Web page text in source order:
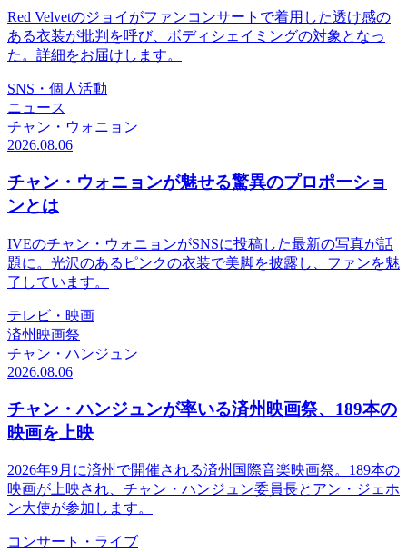
Red Velvetのジョイがファンコンサートで着用した透け感の
ある衣装が批判を呼び、ボディシェイミングの対象となっ
た。詳細をお届けします。
SNS・個人活動
ニュース
チャン・ウォニョン
2026.08.06
チャン・ウォニョンが魅せる驚異のプロポーショ
ンとは
IVEのチャン・ウォニョンがSNSに投稿した最新の写真が話
題に。光沢のあるピンクの衣装で美脚を披露し、ファンを魅
了しています。
テレビ・映画
済州映画祭
チャン・ハンジュン
2026.08.06
チャン・ハンジュンが率いる済州映画祭、189本の
映画を上映
2026年9月に済州で開催される済州国際音楽映画祭。189本の
映画が上映され、チャン・ハンジュン委員長とアン・ジェホ
ン大使が参加します。
コンサート・ライブ